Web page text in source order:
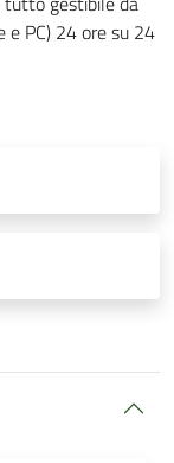
e PC) 24 ore su 24